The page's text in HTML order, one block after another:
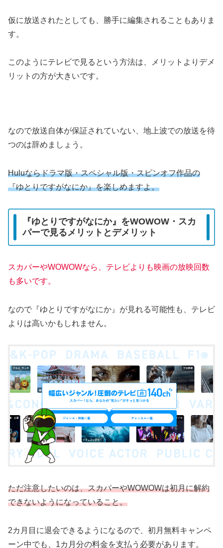
仮に放送されたとしても、勝手に編集されることもありま
す。
このようにテレビで見るという方法は、メリットよりデメ
リットの方が大きいです。
なので放送自体が保証されていない、地上波での放送を待
つのは辞めましょう。
Huluならドラマ版・スペシャル版・スピンオフ作品の
『ゆとりですがなにか』を楽しめますよ。
『ゆとりですがなにか』をWOWOW・スカ
パーで見るメリットとデメリット
スカパーやWOWOWなら、テレビよりも映画の放映回数
も多いです。
なので『ゆとりですがなにか』が見れる可能性も、テレビ
よりは高いかもしれません。
ただ注意したいのは、スカパーやWOWOWは初月に解約
できないようになっていること。
2カ月目に退会できるようになるので、初月無料キャンペ
ーン中でも、1カ月分の料金を支払う必要があります。